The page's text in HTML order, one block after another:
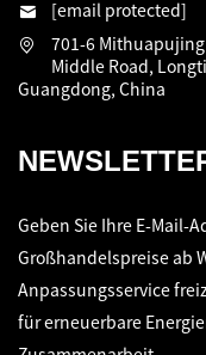
[email protected]
701-6
Middle Road,
Guangdong, China
Geben Sie Ihre E-Mail-
Großhandelspreise ab
Anpassungsservice
für erneuerbare